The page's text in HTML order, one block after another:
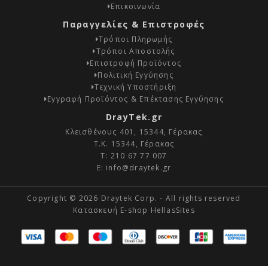
Επικοινωνία
Παραγγελίες & Επιστροφές
Τρόποι Πληρωμής
Τρόποι Αποστολής
Επιστροφή Προϊόντος
Πολιτική Εγγύησης
Τεχνική Υποστήριξη
Εγγραφή Προϊόντος & Επέκτασης Εγγύησης
DrayTek.gr
Κλεισθένους 401, 15344, Γέρακας
Τ.Κ. 15344, Γέρακας
Τ: 210 67 77 007
E: info@draytek.gr
Copyright © 2026 Draytek Corp. - All rights reserved
Κατασκευή E-shop HellasSites